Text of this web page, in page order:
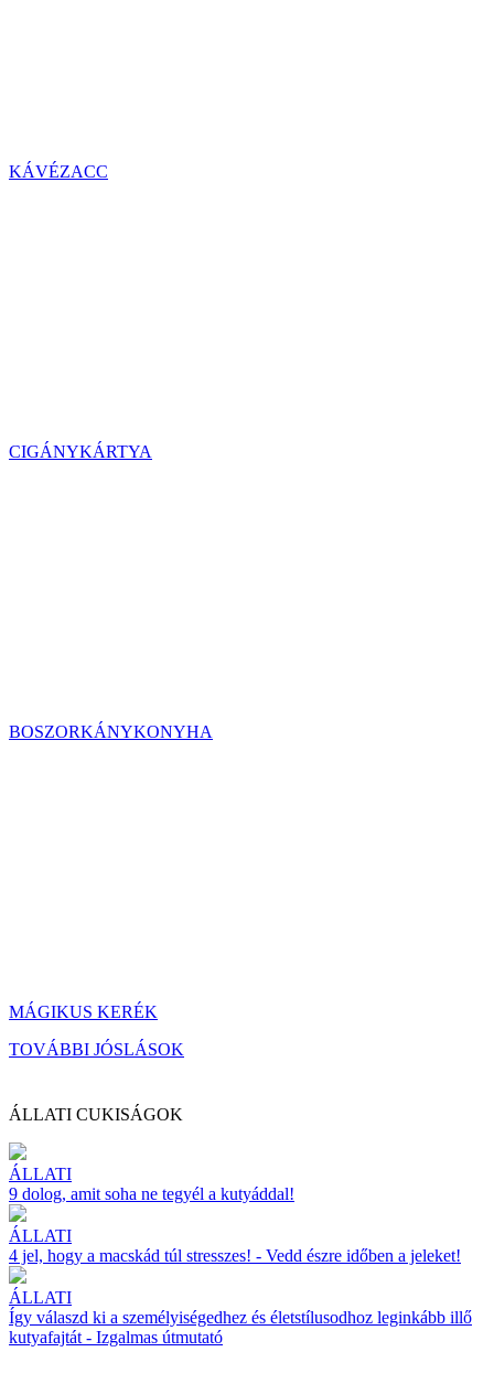
KÁVÉZACC
CIGÁNYKÁRTYA
BOSZORKÁNYKONYHA
MÁGIKUS KERÉK
TOVÁBBI JÓSLÁSOK
ÁLLATI CUKISÁGOK
ÁLLATI
9 dolog, amit soha ne tegyél a kutyáddal!
ÁLLATI
4 jel, hogy a macskád túl stresszes! - Vedd észre időben a jeleket!
ÁLLATI
Így válaszd ki a személyiségedhez és életstílusodhoz leginkább illő
kutyafajtát - Izgalmas útmutató